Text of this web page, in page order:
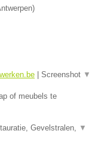
)
Screenshot ▼
of meubels te
Gevelstralen, ▼